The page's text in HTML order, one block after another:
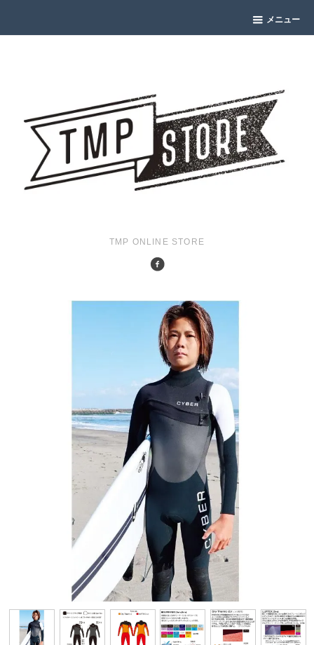
メニュー
TMP ONLINE STORE